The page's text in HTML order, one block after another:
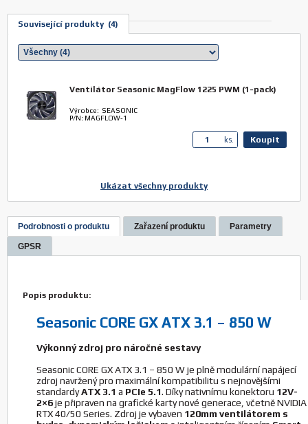
Související produkty (4)
Ventilátor Seasonic MagFlow 1225 PWM (1-pack)
Výrobce: SEASONIC
P/N: MAGFLOW-1
ks. Koupit
Ventilátor Seasonic MagFlow 1225 PWM (3-pack)
P/N: MAGFLOW-3
Kabel Seasonic 12VHPWR, black
Ukázat všechny produkty
Podrobnosti o produktu Zařazení produktu Parametry
GPSR
Popis produktu:
Seasonic CORE GX ATX 3.1 – 850 W
Výkonný zdroj pro náročné sestavy
Seasonic CORE GX ATX 3.1 – 850 W je plně modulární napájecí
zdroj navržený pro maximální kompatibilitu s nejnovějšími
standardyATX 3.1 a PCIe 5.1. Díky nativnímu konektoru 12V-
2×6je připraven na grafické karty nové generace, včetně NVIDIA
RTX 40/50 Series. Zdroj je vybaven 120mm ventilátorem s